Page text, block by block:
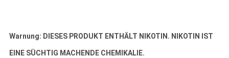
Warnung: DIESES PRODUKT ENTHÄLT NIKOTIN. NIKOTIN IST
EINE SÜCHTIG MACHENDE CHEMIKALIE.